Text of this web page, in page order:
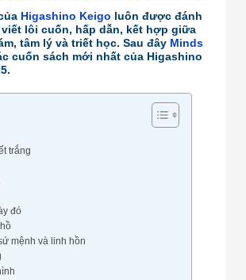
Higashino Keigo luôn được đánh
lôi cuốn, hấp dẫn, kết hợp giữa
tâm lý và triết học. Sau đây Minds
cuốn sách mới nhất của Higashino
trắng
đó
mệnh và linh hồn